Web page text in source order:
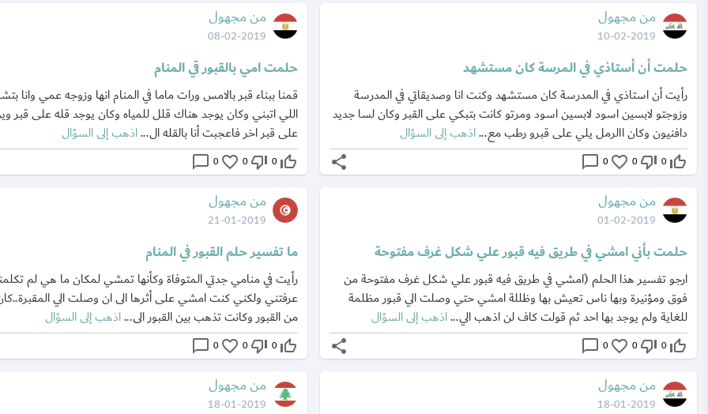
من مجهول
10-02-2019
حلمت أن أستاذي في المرسة كان مستشهد
رأيت أن استاذي في المدرسة كان مستشهد وكنت انا وصديقاتي في المدرسة
وزوجتو لابسين اسود لابسين اسود ومرتو كانت بتبكي على القبر وكان لسا جديد
دافنيون وكان االرمل يلي على قبرو رطب مع...اذهب إلى السؤال
thumb_up_off_alt
0
thumb_down_off_alt
0
favorite_border
0
chat_bubble_outline
share
من مجهول
08-02-2019
حلمت امي بالقبور قي المنام
قمنا ببناء قبر بالامس ورات ماما في المنام انها وزوجه عمي وانا
اللي اتبني وكان يوجد هناك قلل للمياه وكان يوجد قله على قبر
على قبر اخر فاعجبت أنا بالقله ال...اذهب إلى السؤال
thumb_up_off_alt
0
thumb_down_off_alt
0
favorite_border
0
chat_bubble_outline
من مجهول
01-02-2019
حلمت بأني امشي في طريق فيه قبور علي شكل غرف مفتوحة
ارجو تفسير هذا الحلم (امشي في طريق فيه قبور علي شكل غرف مفتوحة من
فوق ومؤنيرة وبها ناس تعيش بها وظللة امشي حتي وصلت الي قبور مظلمة
للغاية ولم يوجد بها احد ثم قولت كاف لن اذهب الي...اذهب إلى السؤال
thumb_up_off_alt
0
thumb_down_off_alt
0
favorite_border
0
chat_bubble_outline
share
من مجهول
21-01-2019
ما تفسير حلم القبور في المنام
رأيت في منامي جدتي المتوفاة وكأنها تمشي لمكان ما هي لم
عرفتني ولكني كنت امشي على أثرها الى ان وصلت الي
من القبور وكانت تذهب بين القبور الى...اذهب إلى السؤال
thumb_up_off_alt
0
thumb_down_off_alt
0
favorite_border
0
chat_bubble_outline
من مجهول
18-01-2019
من مجهول
18-01-2019